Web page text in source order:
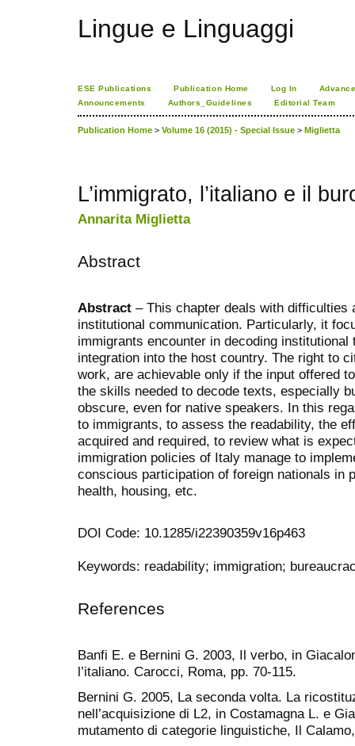
Lingue e Linguaggi
ESE Publications Publication Home Log In
Announcements
Authors_Guidelines Editorial Team
Publication Home > Volume 16 (2015) - Special Issue > Miglietta
L’immigrato, l’italiano e il
Annarita Miglietta
Abstract
Abstract – This chapter deals with difficulties
institutional communication. Particularly, it
immigrants encounter in decoding
integration into the host country. The right to
work, are achievable only if the input offered
the skills needed to decode texts, especially
obscure, even for native speakers. In this
to immigrants, to assess the readability, the
acquired and required, to review what is
immigration policies of Italy manage to
conscious participation of foreign nationals in
health, housing, etc.
DOI Code: 10.1285/i22390359v16p463
Keywords: readability; immigration;
References
Banfi E. e Bernini G. 2003, Il verbo, in
l’italiano. Carocci, Roma, pp. 70-115.
Bernini G. 2005, La seconda volta. La
nell’acquisizione di L2, in Costamagna L. e
mutamento di categorie linguistiche, Il